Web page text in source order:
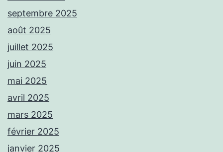
septembre 2025
août 2025
juillet 2025
juin 2025
mai 2025
avril 2025
mars 2025
février 2025
janvier 2025